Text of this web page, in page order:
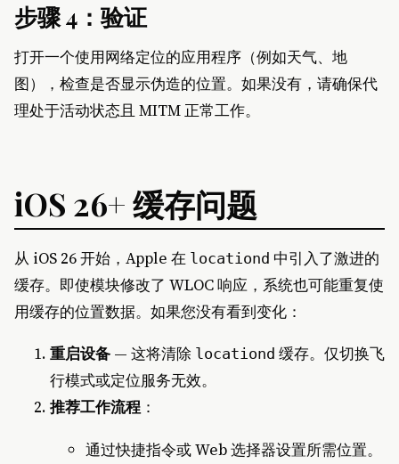
步骤 4：验证
打开一个使用网络定位的应用程序（例如天气、地
图），检查是否显示伪造的位置。如果没有，请确保代
理处于活动状态且 MITM 正常工作。
iOS 26+ 缓存问题
从 iOS 26 开始，Apple 在 locationd 中引入了激进的
缓存。即使模块修改了 WLOC 响应，系统也可能重复使
用缓存的位置数据。如果您没有看到变化：
重启设备 — 这将清除 locationd 缓存。仅切换飞
行模式或定位服务无效。
推荐工作流程：
通过快捷指令或 Web 选择器设置所需位置。